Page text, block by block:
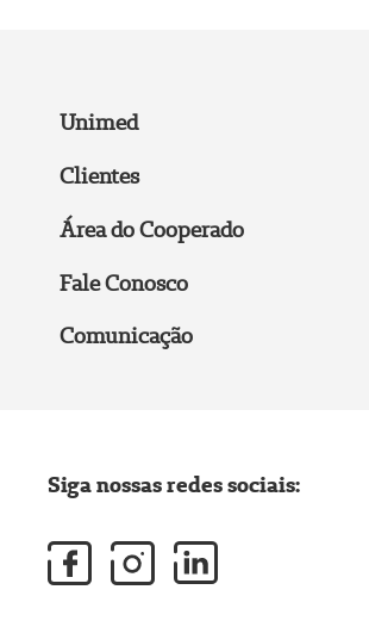
Unimed
Clientes
Área do Cooperado
Fale Conosco
Comunicação
Siga nossas redes sociais: